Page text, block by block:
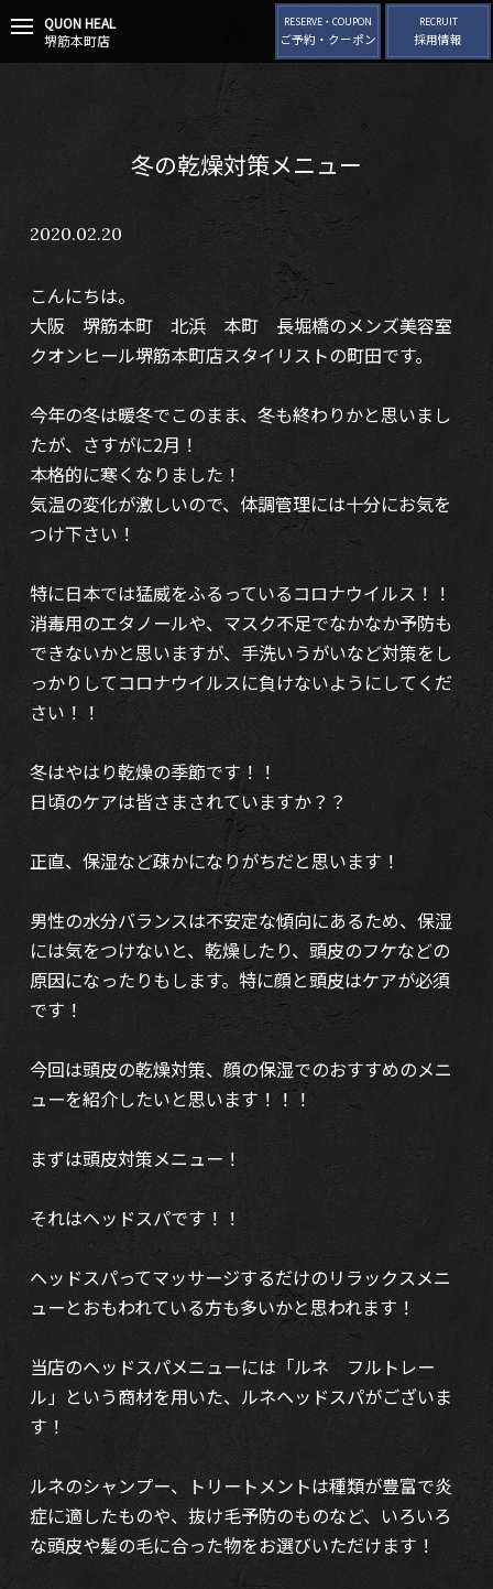
QUON HEAL
堺筋本町店
RESERVE・COUPON
ご予約・クーポン
RECRUIT
採用情報
冬の乾燥対策メニュー
2020.02.20
こんにちは。
大阪 堺筋本町 北浜 本町 長堀橋のメンズ美容室
クオンヒール堺筋本町店スタイリストの町田です。
今年の冬は暖冬でこのまま、冬も終わりかと思いまし
たが、さすがに2月！
本格的に寒くなりました！
気温の変化が激しいので、体調管理には十分にお気を
つけ下さい！
特に日本では猛威をふるっているコロナウイルス！！
消毒用のエタノールや、マスク不足でなかなか予防も
できないかと思いますが、手洗いうがいなど対策をし
っかりしてコロナウイルスに負けないようにしてくだ
さい！！
冬はやはり乾燥の季節です！！
日頃のケアは皆さまされていますか？？
正直、保湿など疎かになりがちだと思います！
男性の水分バランスは不安定な傾向にあるため、保湿
には気をつけないと、乾燥したり、頭皮のフケなどの
原因になったりもします。特に顔と頭皮はケアが必須
です！
今回は頭皮の乾燥対策、顔の保湿でのおすすめのメニ
ューを紹介したいと思います！！！
まずは頭皮対策メニュー！
それはヘッドスパです！！
ヘッドスパってマッサージするだけのリラックスメニ
ューとおもわれている方も多いかと思われます！
当店のヘッドスパメニューには「ルネ フルトレー
ル」という商材を用いた、ルネヘッドスパがございま
す！
ルネのシャンプー、トリートメントは種類が豊富で炎
症に適したものや、抜け毛予防のものなど、いろいろ
な頭皮や髪の毛に合った物をお選びいただけます！
t
g